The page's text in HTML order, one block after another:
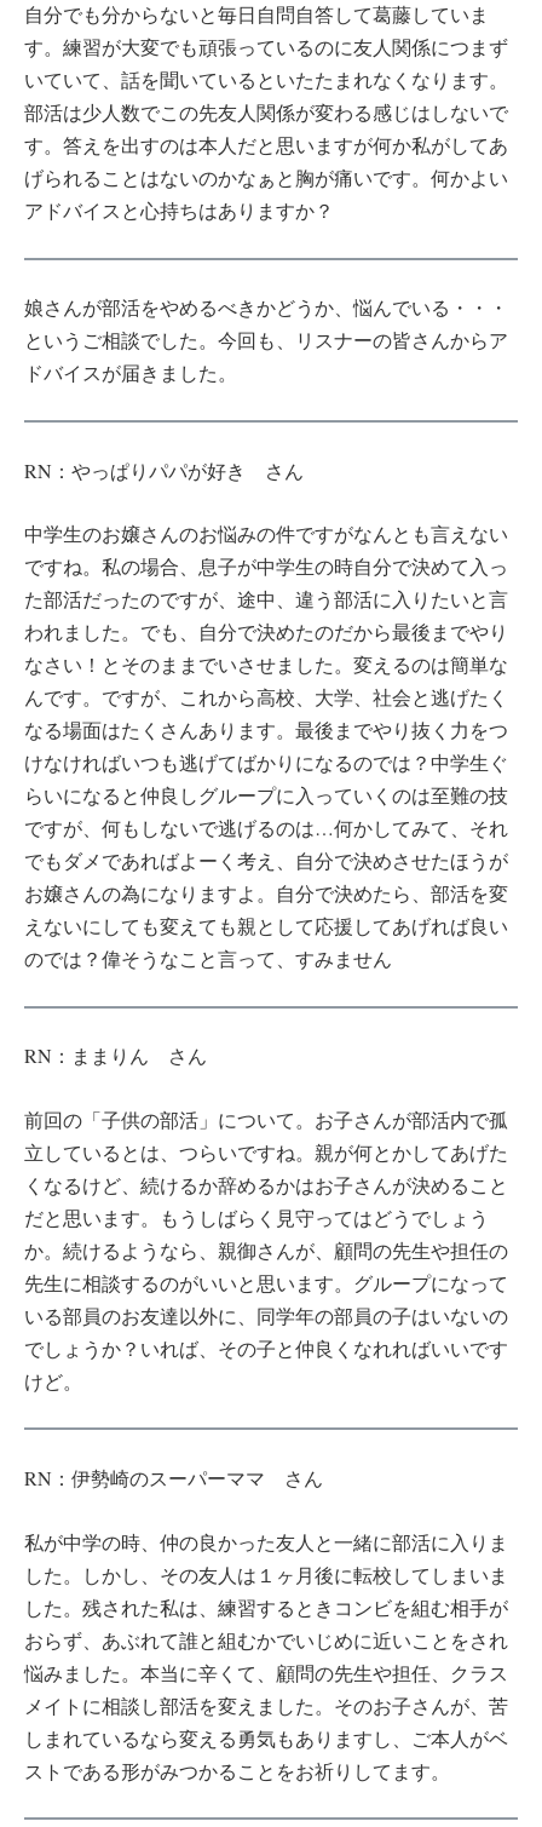
自分でも分からないと毎日自問自答して葛藤していま
す。練習が大変でも頑張っているのに友人関係につまず
いていて、話を聞いているといたたまれなくなります。
部活は少人数でこの先友人関係が変わる感じはしないで
す。答えを出すのは本人だと思いますが何か私がしてあ
げられることはないのかなぁと胸が痛いです。何かよい
アドバイスと心持ちはありますか？
娘さんが部活をやめるべきかどうか、悩んでいる・・・
というご相談でした。今回も、リスナーの皆さんからア
ドバイスが届きました。
RN：やっぱりパパが好き さん
中学生のお嬢さんのお悩みの件ですがなんとも言えない
ですね。私の場合、息子が中学生の時自分で決めて入っ
た部活だったのですが、途中、違う部活に入りたいと言
われました。でも、自分で決めたのだから最後までやり
なさい！とそのままでいさせました。変えるのは簡単な
んです。ですが、これから高校、大学、社会と逃げたく
なる場面はたくさんあります。最後までやり抜く力をつ
けなければいつも逃げてばかりになるのでは？中学生ぐ
らいになると仲良しグループに入っていくのは至難の技
ですが、何もしないで逃げるのは…何かしてみて、それ
でもダメであればよーく考え、自分で決めさせたほうが
お嬢さんの為になりますよ。自分で決めたら、部活を変
えないにしても変えても親として応援してあげれば良い
のでは？偉そうなこと言って、すみません
RN：ままりん さん
前回の「子供の部活」について。お子さんが部活内で孤
立しているとは、つらいですね。親が何とかしてあげた
くなるけど、続けるか辞めるかはお子さんが決めること
だと思います。もうしばらく見守ってはどうでしょう
か。続けるようなら、親御さんが、顧問の先生や担任の
先生に相談するのがいいと思います。グループになって
いる部員のお友達以外に、同学年の部員の子はいないの
でしょうか？いれば、その子と仲良くなれればいいです
けど。
RN：伊勢崎のスーパーママ さん
私が中学の時、仲の良かった友人と一緒に部活に入りま
した。しかし、その友人は１ヶ月後に転校してしまいま
した。残された私は、練習するときコンビを組む相手が
おらず、あぶれて誰と組むかでいじめに近いことをされ
悩みました。本当に辛くて、顧問の先生や担任、クラス
メイトに相談し部活を変えました。そのお子さんが、苦
しまれているなら変える勇気もありますし、ご本人がベ
ストである形がみつかることをお祈りしてます。